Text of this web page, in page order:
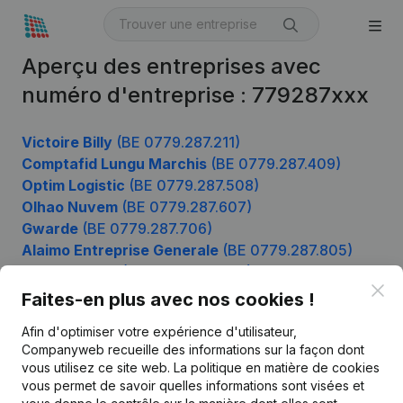
Aperçu des entreprises avec
numéro d'entreprise : 779287xxx
Victoire Billy (BE 0779.287.211)
Comptafid Lungu Marchis (BE 0779.287.409)
Optim Logistic (BE 0779.287.508)
Olhao Nuvem (BE 0779.287.607)
Gwarde (BE 0779.287.706)
Alaimo Entreprise Generale (BE 0779.287.805)
Faites-en plus avec nos cookies !
Afin d'optimiser votre expérience d'utilisateur,
Companyweb recueille des informations sur la façon dont
vous utilisez ce site web. La politique en matière de cookies
vous permet de savoir quelles informations sont visées et
Produit
Informations d’entreprise